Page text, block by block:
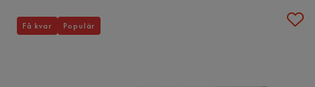
Få kvar Populär